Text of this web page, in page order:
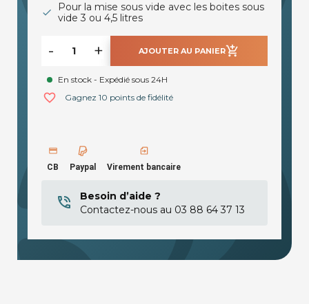
Pour la mise sous vide avec les boites sous
vide 3 ou 4,5 litres
- + AJOUTER AU PANIERadd_shopping_cart
En stock - Expédié sous 24H
favorite_border Gagnez 10 points de fidélité
CB Paypal Virement bancaire
Besoin d’aide ?
Contactez-nous au 03 88 64 37 13